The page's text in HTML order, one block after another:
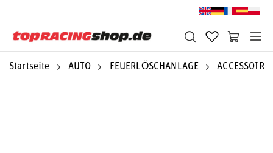
Startseite AUTO FEUERLÖSCHANLAGE